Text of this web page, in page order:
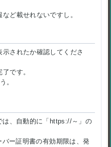
ど載せれないですし。
されたか確認してくださ
です。
。
は、自動的に「https://～」の
ー証明書の有効期限は、発